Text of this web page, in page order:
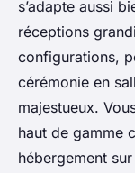
s’adapte aussi
réceptions
configurations,
cérémonie en
majestueux.
haut de gamme
hébergement